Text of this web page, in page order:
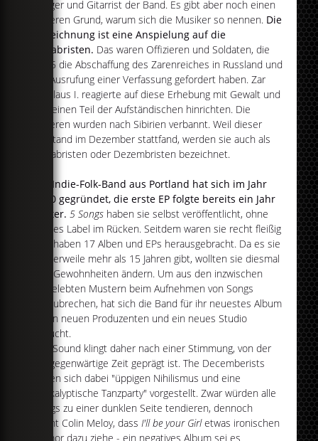
Sänger und Gitarrist der Band. Es gibt aber noch einen
anderen Grund, warum sich die Musiker so nennen. Die
Bezeichnung ist eine Anspielung auf die
Dekabristen. Das waren Offizieren und Soldaten, die
1825 die Abschaffung des Zarenreiches in Russland und
die Ausrufung einer Verfassung gefordert haben. Zar
Nikolaus I. reagierte auf diese Erhebung mit Gewalt und
ließ einen Teil der Aufständischen hinrichten. Die
anderen wurden nach Sibirien verbannt. Weil dieser
Aufstand im Dezember stattfand, werden sie auch als
Dekabristen oder Dezembristen bezeichnet.
Die Indie-Folk-Band aus Portland hat sich im Jahr
2000 gegründet, die erste EP folgte bereits ein Jahr
später.5 Songs haben sie selbst veröffentlicht, ohne
großes Label im Rücken. Seitdem waren sie recht fleißig
und haben 17 Alben und EPs herausgebracht. Da es sie
mittlerweile mehr als 15 Jahren gibt, wollten sie diesmal
ihre Gewohnheiten ändern. Um aus den inzwischen
eingelebten Mustern beim Aufnehmen von Songs
auszubrechen, hat sich die Band für ihr neuestes Album
einen neuen Produzenten und ein neues Studio
gesucht.
Der Sound klingt daher nach einer Stimmung, von der
die gegenwärtige Zeit geprägt ist. The Decemberists
haben sich dabei "üppigen Nihilismus und eine
apokalyptische Tanzparty" vorgestellt. Zwar würden alle
Songs zu einer dunklen Seite tendieren, dennoch
meint Colin Meloy, dassI'll be your Girletwas ironischen
Humor dazu ziehe - ein negatives Album sei es